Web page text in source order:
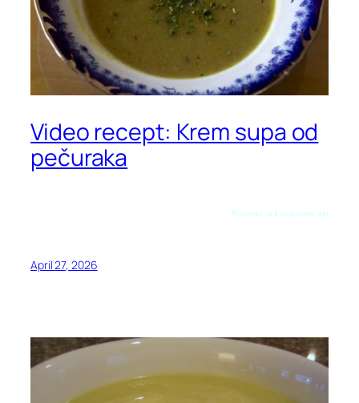
Video recept: Krem supa od
pečuraka
Preuzeto sa kuvajuzivo.net
April 27, 2026